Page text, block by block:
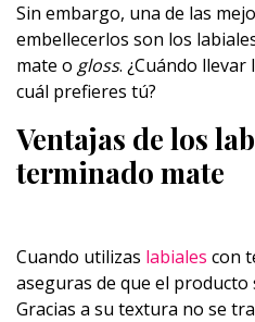
Sin embargo, una de las
embellecerlos son los
mate o gloss. ¿Cuándo
cuál prefieres tú?
Ventajas de los
terminado mate
Cuando utilizas labiales con
aseguras de que el producto
Gracias a su textura no se